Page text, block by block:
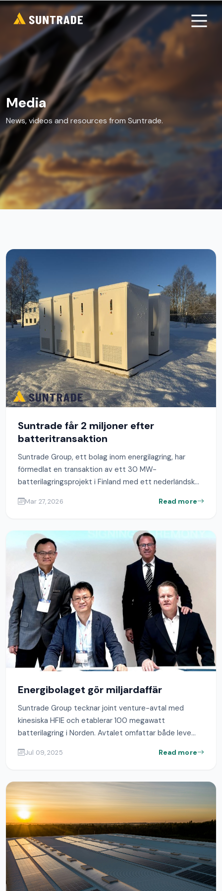
Media
News, videos and resources from Suntrade.
Suntrade får 2 miljoner efter
batteritransaktion
Suntrade Group, ett bolag inom energilagring, har
förmedlat en transaktion av ett 30 MW-
batterilagringsprojekt i Finland med ett nederländsk...
Mar 27, 2026 Read more
Energibolaget gör miljardaffär
Suntrade Group tecknar joint venture-avtal med
kinesiska HFIE och etablerar 100 megawatt
batterilagring i Norden. Avtalet omfattar både leve...
Jul 09, 2025 Read more